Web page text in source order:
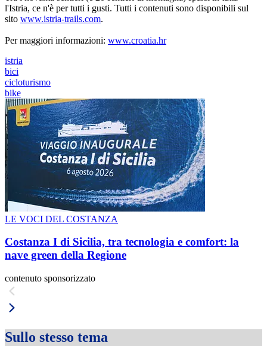
l'Istria, ce n'è per tutti i gusti. Tutti i contenuti sono disponibili sul
sito www.istria-trails.com.
Per maggiori informazioni: www.croatia.hr
istria
bici
cicloturismo
bike
LE VOCI DEL COSTANZA
Costanza I di Sicilia, tra tecnologia e comfort: la
nave green della Regione
contenuto sponsorizzato
Sullo stesso tema